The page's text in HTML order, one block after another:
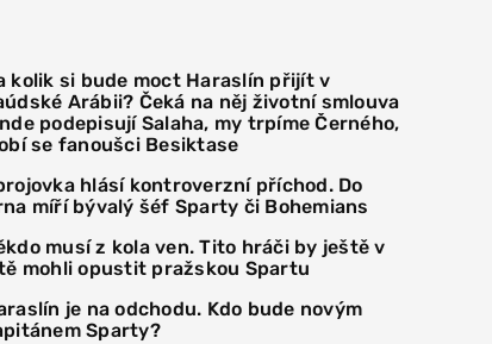
kolik si bude moct Haraslín přijít v
Arábii? Čeká na něj životní smlouva
podepisují Salaha, my trpíme Černého,
se fanoušci Besiktase
hlásí kontroverzní příchod. Do
míří bývalý šéf Sparty či Bohemians
musí z kola ven. Tito hráči by ještě v
mohli opustit pražskou Spartu
je na odchodu. Kdo bude novým
Sparty?